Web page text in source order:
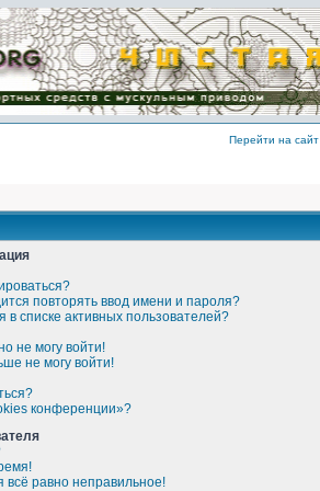
Перейти на сайт
повторять ввод имени и пароля?
в списке активных пользователей?
не могу войти!
не могу войти!
конференции»?
всё равно неправильное!